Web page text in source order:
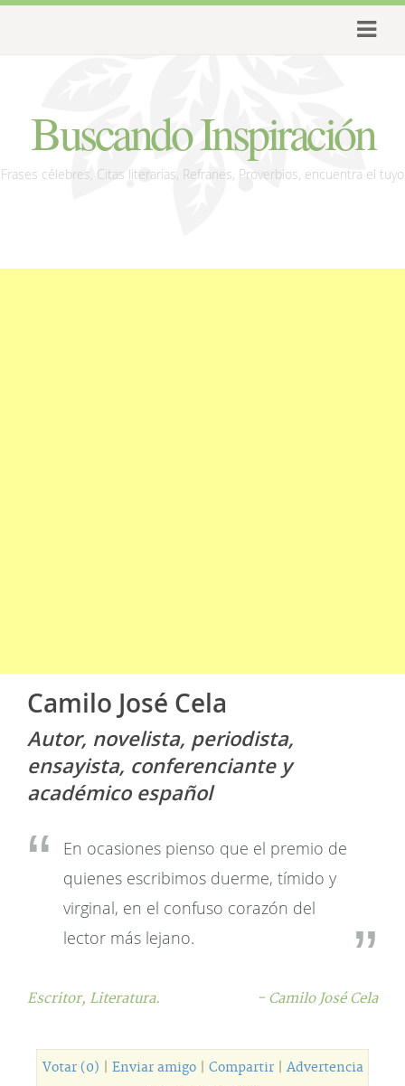
Buscando Inspiración
Frases célebres, Citas literarias, Refranes, Proverbios, encuentra el tuyo
Camilo José Cela
Autor, novelista, periodista,
ensayista, conferenciante y
académico español
En ocasiones pienso que el premio de
quienes escribimos duerme, tímido y
virginal, en el confuso corazón del
lector más lejano.
Escritor, Literatura. - Camilo José Cela
Votar (0) Enviar amigo| Compartir| Advertencia